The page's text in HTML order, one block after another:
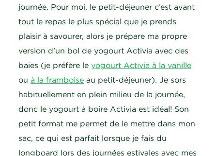
journée. Pour moi, le petit-déjeuner c’est avant
tout le repas le plus spécial que je prends
plaisir à savourer, alors je prépare ma propre
version d’un bol de yogourt Activia avec des
baies (je préfère le yogourt Activia à la vanille
ou à la framboise au petit-déjeuner). Je sors
habituellement en plein milieu de la journée,
donc le yogourt à boire Activia est idéal! Son
petit format me permet de le mettre dans mon
sac, ce qui est parfait lorsque je fais du
longboard lors des journées estivales avec mes